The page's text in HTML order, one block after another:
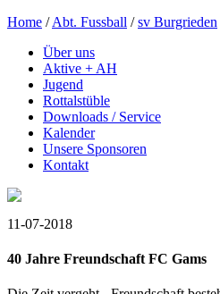
Home /Abt. Fussball /sv Burgrieden
Über uns
Aktive + AH
Jugend
Rottalstüble
Downloads / Service
Kalender
Unsere Sponsoren
Kontakt
11-07-2018
40 Jahre Freundschaft FC Gams